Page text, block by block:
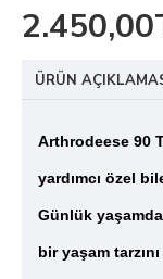
ÜRÜN
Arthrodeese 90
yardımcı özel
Günlük
bir yaşam